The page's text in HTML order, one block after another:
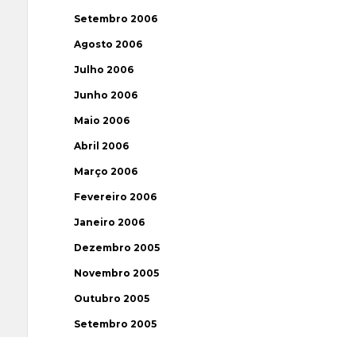
Setembro 2006
Agosto 2006
Julho 2006
Junho 2006
Maio 2006
Abril 2006
Março 2006
Fevereiro 2006
Janeiro 2006
Dezembro 2005
Novembro 2005
Outubro 2005
Setembro 2005